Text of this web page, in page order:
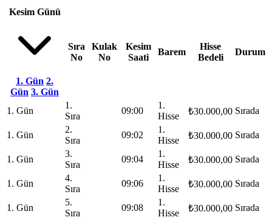
Kesim Günü
1. Gün 2.
Gün 3. Gün
Sıra
No
Kulak
No
Kesim
Saati
Barem
Hisse
Bedeli
Durum
1. Gün
1.
Sıra
09:00
1.
Hisse
₺30.000,00 Sırada
1. Gün
2.
Sıra
09:02
1.
Hisse
₺30.000,00 Sırada
1. Gün
3.
Sıra
09:04
1.
Hisse
₺30.000,00 Sırada
1. Gün
4.
Sıra
09:06
1.
Hisse
₺30.000,00 Sırada
1. Gün
5.
Sıra
09:08
1.
Hisse
₺30.000,00 Sırada